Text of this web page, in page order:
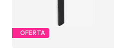
OFERTA